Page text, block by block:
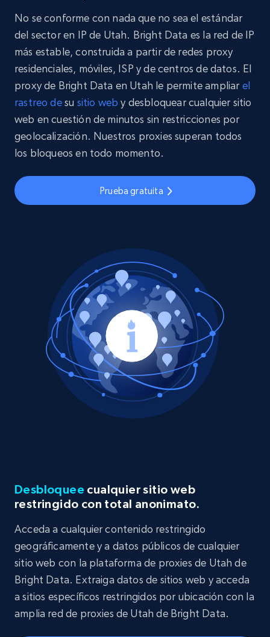
No se conforme con nada que no sea el estándar
del sector en IP de Utah. Bright Data es la red de IP
más estable, construida a partir de redes proxy
residenciales, móviles, ISP y de centros de datos. El
proxy de Bright Data en Utah le permite ampliar el
rastreo desu sitio web y desbloquear cualquier sitio
web en cuestión de minutos sin restricciones por
geolocalización. Nuestros proxies superan todos
los bloqueos en todo momento.
Prueba gratuita
Desbloquee cualquier sitio web
restringido con total anonimato.
Acceda a cualquier contenido restringido
geográficamente y a datos públicos de cualquier
sitio web con la plataforma de proxies de Utah de
Bright Data. Extraiga datos de sitios web y acceda
a sitios específicos restringidos por ubicación con la
amplia red de proxies de Utah de Bright Data.